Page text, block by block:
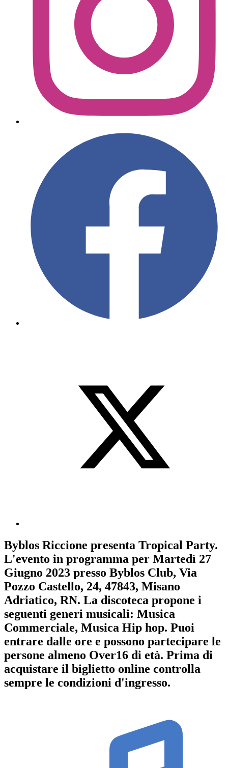
Byblos Riccione presenta Tropical Party.
L'evento in programma per Martedì 27
Giugno 2023 presso Byblos Club, Via
Pozzo Castello, 24, 47843, Misano
Adriatico, RN. La discoteca propone i
seguenti generi musicali: Musica
Commerciale, Musica Hip hop. Puoi
entrare dalle ore e possono partecipare le
persone almeno Over16 di età. Prima di
acquistare il biglietto online controlla
sempre le condizioni d'ingresso.